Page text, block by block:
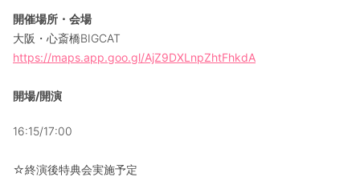
開催場所・会場
大阪・心斎橋BIGCAT
https://maps.app.goo.gl/AjZ9DXLnpZhtFhkdA
開場/開演
16:15/17:00
☆終演後特典会実施予定